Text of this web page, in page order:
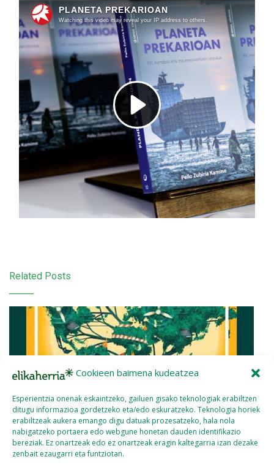
Cookieen baimena kudeatzea
Esperientzia onenak eskaintzeko, gailuen gisako teknologiak erabiltzen
ditugu informazioa gordetzeko eta/edo eskuratzeko. Teknologia horiek
erabiltzeak aukera emango digu datuak prozesatzeko, hala nola
nabigatzeko portaera edo webgune honetan dauden identifikazio
bereziak. Ez onartzeak edo ez onartzeak eragin kaltegarria izan dezake
zenbait ezaugarri eta funtziotan.
Related Posts